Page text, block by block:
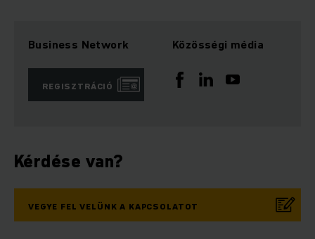
Business Network
REGISZTRÁCIÓ
Közösségi média
Kérdése van?
VEGYE FEL VELÜNK A KAPCSOLATOT